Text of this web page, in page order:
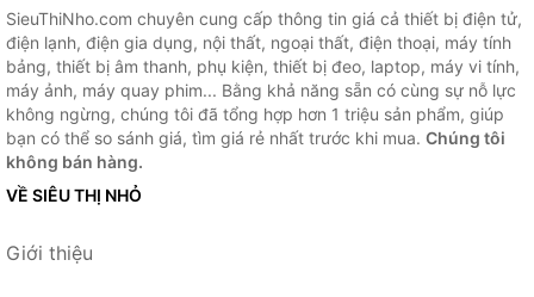
SieuThiNho.com chuyên cung cấp thông tin giá cả thiết bị điện tử,
điện lạnh, điện gia dụng, nội thất, ngoại thất, điện thoại, máy tính
bảng, thiết bị âm thanh, phụ kiện, thiết bị đeo, laptop, máy vi tính,
máy ảnh, máy quay phim... Bằng khả năng sẵn có cùng sự nỗ lực
không ngừng, chúng tôi đã tổng hợp hơn 1 triệu sản phẩm, giúp
bạn có thể so sánh giá, tìm giá rẻ nhất trước khi mua. Chúng tôi
không bán hàng.
VỀ SIÊU THỊ NHỎ
Giới thiệu